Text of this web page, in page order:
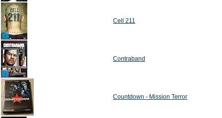
Cell 211
Contraband
Countdown - Mission Terror